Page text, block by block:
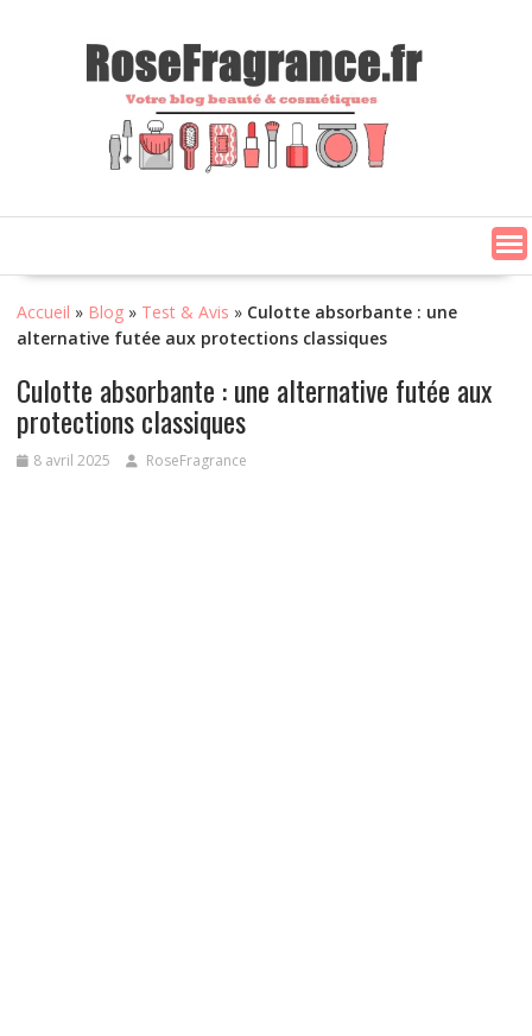
Accueil » Blog» Test & Avis » Culotte absorbante : une
alternative futée aux protections classiques
Culotte absorbante : une alternative futée aux
protections classiques
8 avril 2025 RoseFragrance